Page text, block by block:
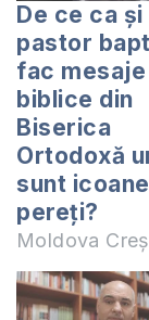
De ce ca și
pastor
fac mesaje
biblice din
Biserica
Ortodoxă
sunt
pereți?
Moldova